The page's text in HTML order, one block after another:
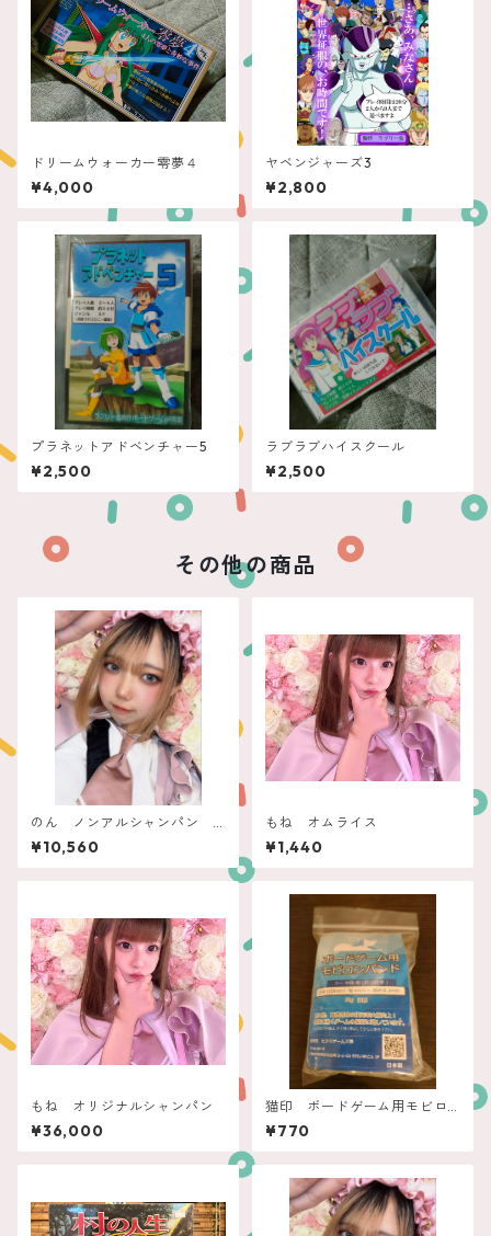
ドリームウォーカー零夢４
¥4,000
ヤベンジャーズ3
¥2,800
プラネットアドベンチャー5
¥2,500
ラブラブハイスクール
¥2,500
その他の商品
のん ノンアルシャンパン
ポムビオ
¥10,560
もね オムライス
¥1,440
もね オリジナルシャンパン
¥36,000
猫印 ボードゲーム用モビロ
ンバンド（小～中箱用）新
型 透明 50ｇ
¥770